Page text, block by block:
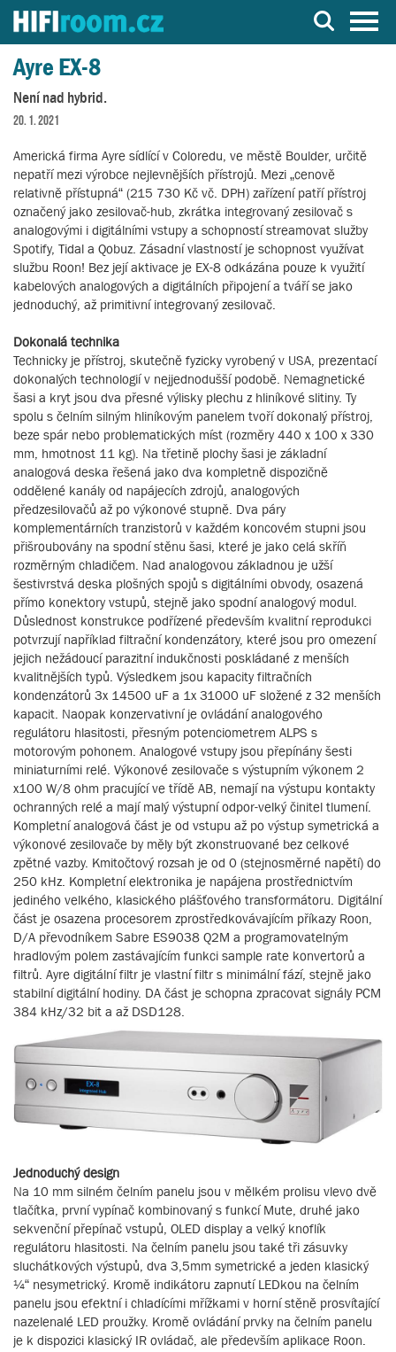
Server o Hi-Fi a AV technice
Ayre EX-8
Není nad hybrid.
20. 1. 2021
Americká firma Ayre sídlící v Coloredu, ve městě Boulder, určitě
nepatří mezi výrobce nejlevnějších přístrojů. Mezi „cenově
relativně přístupná“ (215 730 Kč vč. DPH) zařízení patří přístroj
označený jako zesilovač-hub, zkrátka integrovaný zesilovač s
analogovými i digitálními vstupy a schopností streamovat služby
Spotify, Tidal a Qobuz. Zásadní vlastností je schopnost využívat
službu Roon! Bez její aktivace je EX-8 odkázána pouze k využití
kabelových analogových a digitálních připojení a tváří se jako
jednoduchý, až primitivní integrovaný zesilovač.
Dokonalá technika
Technicky je přístroj, skutečně fyzicky vyrobený v USA, prezentací
dokonalých technologií v nejjednodušší podobě. Nemagnetické
šasi a kryt jsou dva přesné výlisky plechu z hliníkové slitiny. Ty
spolu s čelním silným hliníkovým panelem tvoří dokonalý přístroj,
beze spár nebo problematických míst (rozměry 440 x 100 x 330
mm, hmotnost 11 kg). Na třetině plochy šasi je základní
analogová deska řešená jako dva kompletně dispozičně
oddělené kanály od napájecích zdrojů, analogových
předzesilovačů až po výkonové stupně. Dva páry
komplementárních tranzistorů v každém koncovém stupni jsou
přišroubovány na spodní stěnu šasi, které je jako celá skříň
rozměrným chladičem. Nad analogovou základnou je užší
šestivrstvá deska plošných spojů s digitálními obvody, osazená
přímo konektory vstupů, stejně jako spodní analogový modul.
Důslednost konstrukce podřízené především kvalitní reprodukci
potvrzují například filtrační kondenzátory, které jsou pro omezení
jejich nežádoucí parazitní indukčnosti poskládané z menších
kvalitnějších typů. Výsledkem jsou kapacity filtračních
kondenzátorů 3x 14500 uF a 1x 31000 uF složené z 32 menších
kapacit. Naopak konzervativní je ovládání analogového
regulátoru hlasitosti, přesným potenciometrem ALPS s
motorovým pohonem. Analogové vstupy jsou přepínány šesti
miniaturními relé. Výkonové zesilovače s výstupním výkonem 2
x100 W/8 ohm pracující ve třídě AB, nemají na výstupu kontakty
ochranných relé a mají malý výstupní odpor-velký činitel tlumení.
Kompletní analogová část je od vstupu až po výstup symetrická a
výkonové zesilovače by měly být zkonstruované bez celkové
zpětné vazby. Kmitočtový rozsah je od 0 (stejnosměrné napětí) do
250 kHz. Kompletní elektronika je napájena prostřednictvím
jediného velkého, klasického plášťového transformátoru. Digitální
část je osazena procesorem zprostředkovávajícím příkazy Roon,
D/A převodníkem Sabre ES9038 Q2M a programovatelným
hradlovým polem zastávajícím funkci sample rate konvertorů a
filtrů. Ayre digitální filtr je vlastní filtr s minimální fází, stejně jako
stabilní digitální hodiny. DA část je schopna zpracovat signály PCM
384 kHz/32 bit a až DSD128.
Jednoduchý design
Na 10 mm silném čelním panelu jsou v mělkém prolisu vlevo dvě
tlačítka, první vypínač kombinovaný s funkcí Mute, druhé jako
sekvenční přepínač vstupů, OLED display a velký knoflík
regulátoru hlasitosti. Na čelním panelu jsou také tři zásuvky
sluchátkových výstupů, dva 3,5mm symetrické a jeden klasický
¼“ nesymetrický. Kromě indikátoru zapnutí LEDkou na čelním
panelu jsou efektní i chladícími mřížkami v horní stěně prosvítající
nazelenalé LED proužky. Kromě ovládání prvky na čelním panelu
je k dispozici klasický IR ovládač, ale především aplikace Roon.